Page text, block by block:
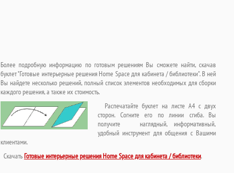
Более подробную информацию по готовым решениям Вы сможете найти, скачав
буклет "Готовые интерьерные решения Home Space для кабинета / библиотеки". В ней
Вы найдете несколько решений, полный список элементов необходимых для сборки
каждого решения, а также их стоимость.
Распечатайте буклет на листе А4 с двух
сторон. Согните его по линии сгиба. Вы
получите наглядный, информативный,
удобный инструмент для общения с Вашими
клиентами.
СкачатьГотовые интерьерные решения Home Space для кабинета / библиотеки.